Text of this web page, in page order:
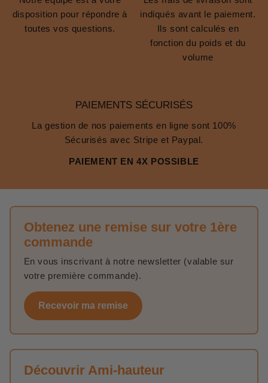
disposition pour répondre à
toutes vos questions.
indiqués avant le paiement.
Ils sont calculés en
fonction du poids et du
volume
PAIEMENTS SÉCURISÉS
La gestion de nos paiements en ligne sont 100%
Sécurisés avec Stripe et Paypal.
PAIEMENT EN 4X POSSIBLE
Obtenez une remise sur votre 1ère
commande
En vous inscrivant à notre newsletter (valable sur
votre première commande).
Recevoir ma remise
Découvrir Ami-hauteur